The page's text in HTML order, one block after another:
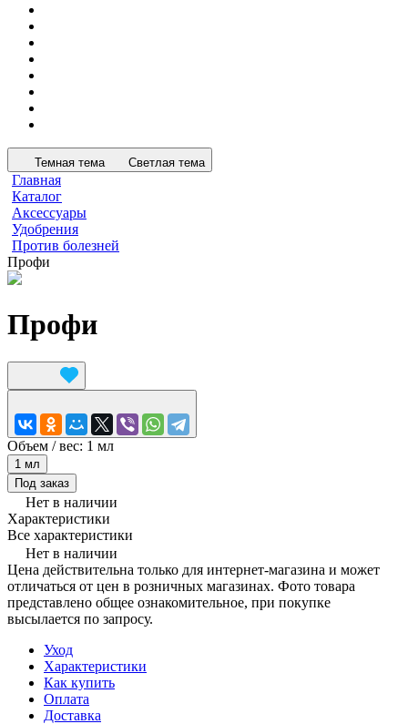
Темная тема Светлая тема
Главная
Каталог
Аксессуары
Удобрения
Против болезней
Профи
Профи
Объем / вес: 1 мл
1 мл
Под заказ
Нет в наличии
Характеристики
Все характеристики
Нет в наличии
Цена действительна только для интернет-магазина и может
отличаться от цен в розничных магазинах. Фото товара
представлено общее ознакомительное, при покупке
высылается по запросу.
Уход
Характеристики
Как купить
Оплата
Доставка